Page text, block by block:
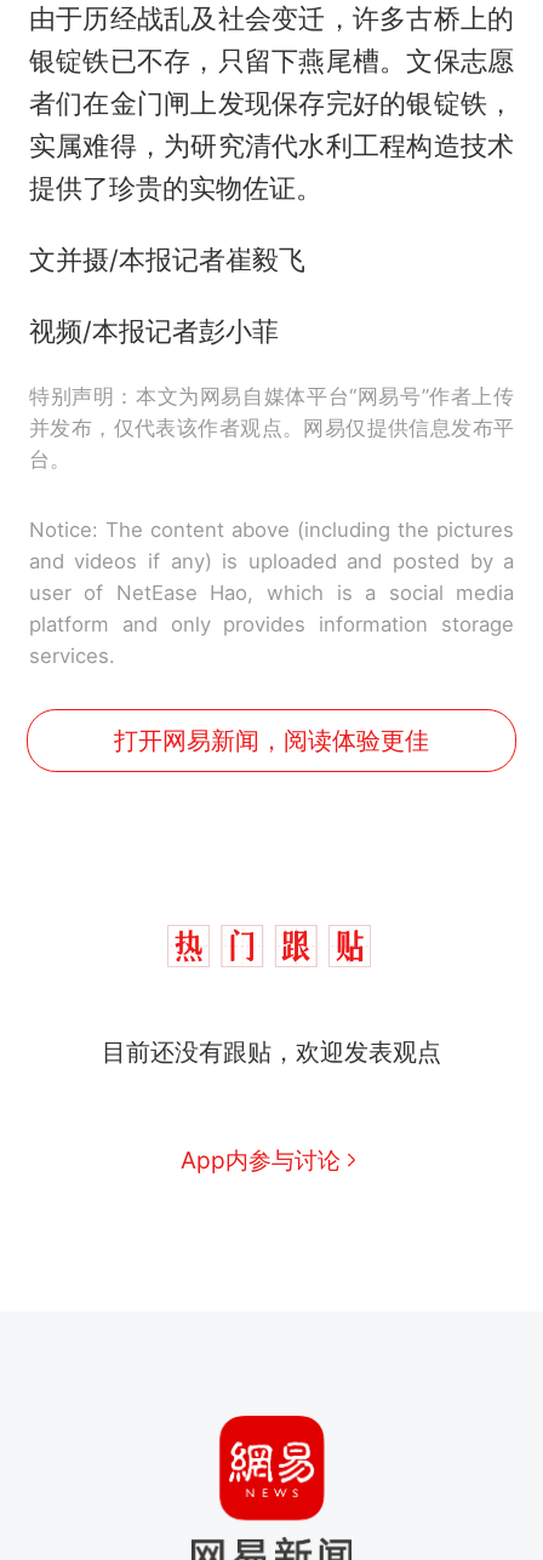
由于历经战乱及社会变迁，许多古桥上的
银锭铁已不存，只留下燕尾槽。文保志愿
者们在金门闸上发现保存完好的银锭铁，
实属难得，为研究清代水利工程构造技术
提供了珍贵的实物佐证。
文并摄/本报记者崔毅飞
视频/本报记者彭小菲
特别声明：本文为网易自媒体平台“网易号”作者上传
并发布，仅代表该作者观点。网易仅提供信息发布平
台。
Notice: The content above (including the pictures
and videos if any) is uploaded and posted by a
user of NetEase Hao, which is a social media
platform and only provides information storage
services.
打开网易新闻，阅读体验更佳
目前还没有跟贴，欢迎发表观点
App内参与讨论